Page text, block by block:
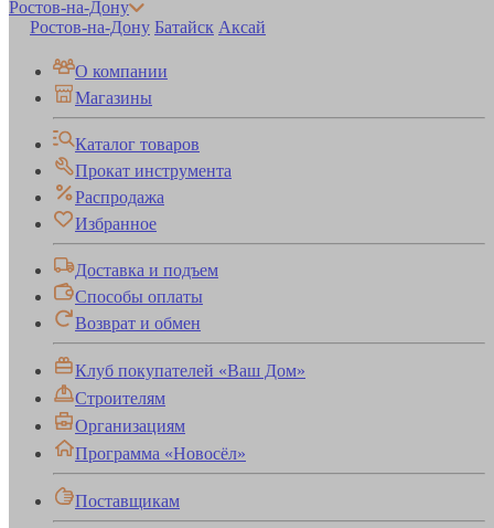
Ростов-на-Дону
Ростов-на-Дону Батайск Аксай
О компании
Магазины
Каталог товаров
Прокат инструмента
Распродажа
Избранное
Доставка и подъем
Способы оплаты
Возврат и обмен
Клуб покупателей «Ваш Дом»
Строителям
Организациям
Программа «Новосёл»
Поставщикам